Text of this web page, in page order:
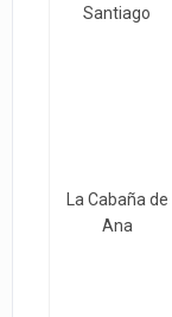
Santiago
La Cabaña de
Ana